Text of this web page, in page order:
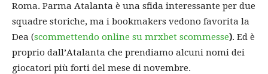
Roma. Parma Atalanta è una sfida interessante per due
squadre storiche, ma i bookmakers vedono favorita la
Dea (scommettendo online su mrxbet scommesse). Ed è
proprio dall’Atalanta che prendiamo alcuni nomi dei
giocatori più forti del mese di novembre.